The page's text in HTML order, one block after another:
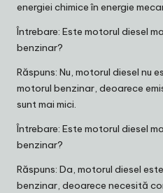
energiei chimice în energie
Întrebare: Este motorul diesel
benzinar?
Răspuns: Nu, motorul diesel nu
motorul benzinar, deoarece
sunt mai mici.
Întrebare: Este motorul diesel
benzinar?
Răspuns: Da, motorul diesel
benzinar, deoarece necesită